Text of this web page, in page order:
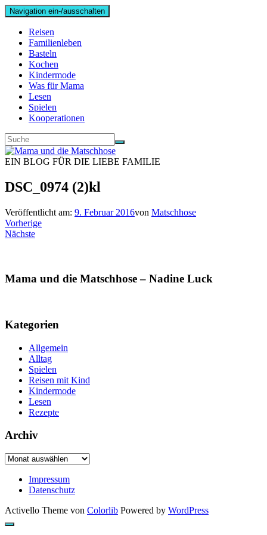
Navigation ein-/ausschalten
Reisen
Familienleben
Basteln
Kochen
Kindermode
Was für Mama
Lesen
Spielen
Kooperationen
EIN BLOG FÜR DIE LIEBE FAMILIE
DSC_0974 (2)kl
Veröffentlicht am: 9. Februar 2016von Matschhose
Vorherige
Nächste
Mama und die Matschhose – Nadine Luck
Kategorien
Allgemein
Alltag
Spielen
Reisen mit Kind
Kindermode
Lesen
Rezepte
Archiv
Archiv
Impressum
Datenschutz
Activello Theme von Colorlib Powered by WordPress